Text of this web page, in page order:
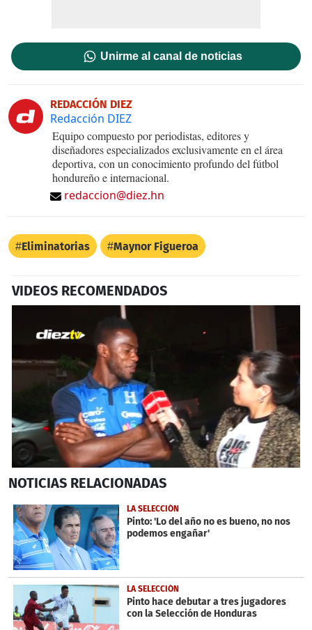
Unirme al canal de noticias
REDACCIÓN DIEZ
Redacción DIEZ
Equipo compuesto por periodistas, editores y
diseñadores especializados exclusivamente en el área
deportiva, con un conocimiento profundo del fútbol
hondureño e internacional.
redaccion@diez.hn
Eliminatorias Maynor Figueroa
VIDEOS RECOMENDADOS
seconds
1
minute,
15
seconds
NOTICIAS RELACIONADAS
LA SELECCIÓN
Pinto: 'Lo del año no es bueno, no nos
podemos engañar'
LA SELECCIÓN
Pinto hace debutar a tres jugadores
con la Selección de Honduras